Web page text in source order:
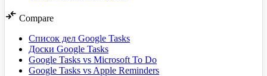
compare_arrows Compare
Список дел Google Tasks
Доски Google Tasks
Google Tasks vs Microsoft To Do
Google Tasks vs Apple Reminders